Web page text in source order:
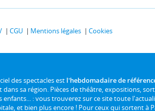
CGU Mentions légales Cookies
des spectacles est l'hebdomadaire de
dans sa région. Pièces de théâtre, expositions,
enfants... : vous trouverez sur ce site toute
et bien plus encore ! Pour ceux qui sortent à